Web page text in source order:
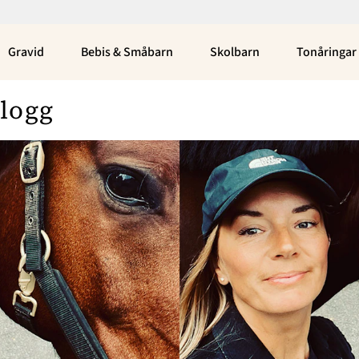
Gravid Bebis & Småbarn Skolbarn Tonåringar
Bloggar
Campioni
Asabea Britton
Julia Wiberg
Louise Edlund Winblad
Emily Kind
Öhman
Carlson
Om Oss
Nyhetsbrev
Annonsera
Om Cookies
Kontakta Oss
Hantera Preferenser